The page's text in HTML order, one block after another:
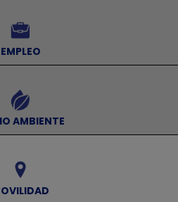
EMPLEO
AMBIENTE